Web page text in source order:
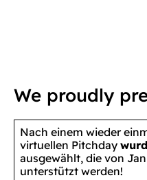
We proudly
Nach einem wieder
virtuellen Pitchday
ausgewählt, die von
unterstützt werden!